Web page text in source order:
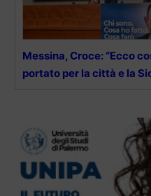
Messina, Croce: “Ecco
portato per la città e la